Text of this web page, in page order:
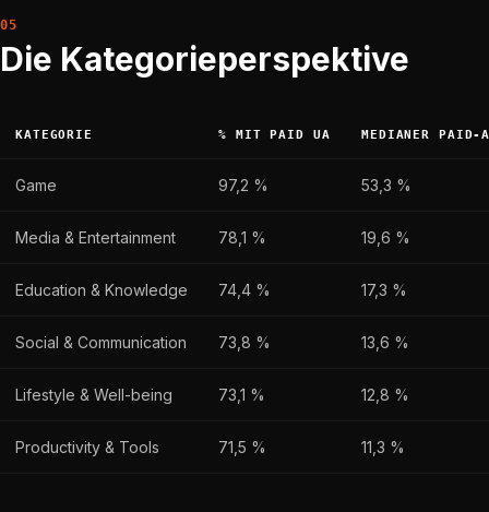
Die Kategorieperspektive
KATEGORIE % MIT PAID UA MEDIANER PAID-
Game 97,2 % 53,3 %
Media & Entertainment 78,1 % 19,6 %
Education & Knowledge 74,4 % 17,3 %
Social & Communication 73,8 % 13,6 %
Lifestyle & Well-being 73,1 % 12,8 %
Productivity & Tools 71,5 % 11,3 %